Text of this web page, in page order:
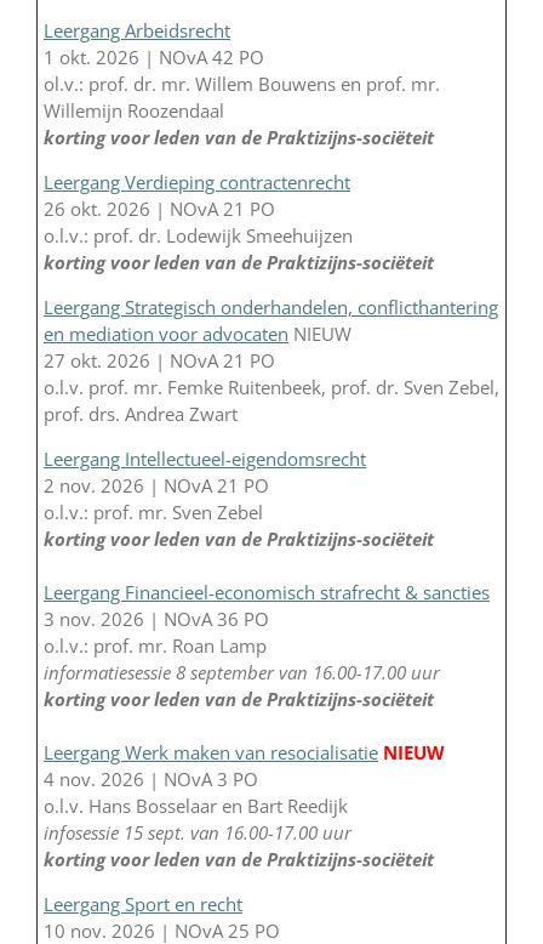
Leergang Arbeidsrecht
1 okt. 2026 | NOvA 42 PO
ol.v.: prof. dr. mr. Willem Bouwens en prof. mr.
Willemijn Roozendaal
korting voor leden van de Praktizijns-sociëteit
Leergang Verdieping contractenrecht
26 okt. 2026 | NOvA 21 PO
o.l.v.: prof. dr. Lodewijk Smeehuijzen
korting voor leden van de Praktizijns-sociëteit
Leergang Strategisch onderhandelen, conflicthantering
en mediation voor advocaten NIEUW
27 okt. 2026 | NOvA 21 PO
o.l.v. prof. mr. Femke Ruitenbeek, prof. dr. Sven Zebel,
prof. drs. Andrea Zwart
Leergang Intellectueel-eigendomsrecht
2 nov. 2026 | NOvA 21 PO
o.l.v.: prof. mr. Sven Zebel
korting voor leden van de Praktizijns-sociëteit
Leergang Financieel-economisch strafrecht & sancties
3 nov. 2026 | NOvA 36 PO
o.l.v.: prof. mr. Roan Lamp
informatiesessie 8 september van 16.00-17.00 uur
korting voor leden van de Praktizijns-sociëteit
Leergang Werk maken van resocialisatie NIEUW
4 nov. 2026 | NOvA 3 PO
o.l.v. Hans Bosselaar en Bart Reedijk
infosessie 15 sept. van 16.00-17.00 uur
korting voor leden van de Praktizijns-sociëteit
Leergang Sport en recht
10 nov. 2026 | NOvA 25 PO